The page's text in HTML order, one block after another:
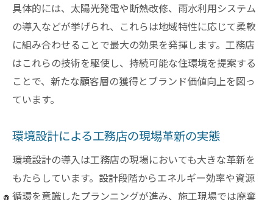
具体的には、太陽光発電や断熱改修、雨水利用システム
の導入などが挙げられ、これらは地域特性に応じて柔軟
に組み合わせることで最大の効果を発揮します。工務店
はこれらの技術を駆使し、持続可能な住環境を提案する
ことで、新たな顧客層の獲得とブランド価値向上を図っ
ています。
環境設計による工務店の現場革新の実態
環境設計の導入は工務店の現場においても大きな革新を
もたらしています。設計段階からエネルギー効率や資源
循環を意識したプランニングが進み、施工現場では廃棄